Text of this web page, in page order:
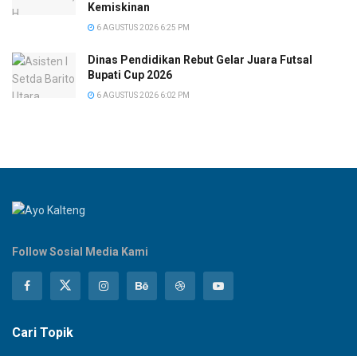
Kemiskinan
6 AGUSTUS 2026 6:25 PM
Dinas Pendidikan Rebut Gelar Juara Futsal
Bupati Cup 2026
6 AGUSTUS 2026 6:02 PM
Follow Sosial Media Kami
Cari Topik